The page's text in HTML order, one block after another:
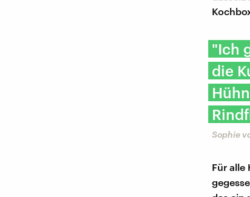
"Ich
die
Sophie
Für alle